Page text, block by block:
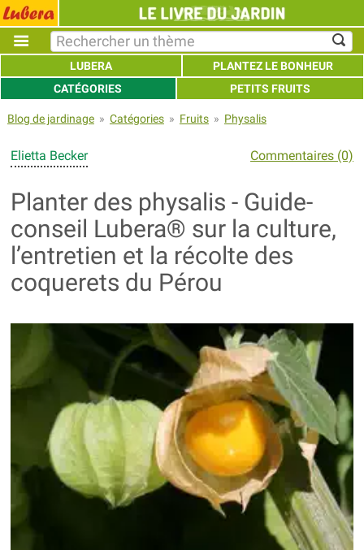
LUBERA
PLANTEZ LE BONHEUR
CATÉGORIES
PETITS FRUITS
Blog de jardinage» Catégories» Fruits» Physalis
Elietta Becker Commentaires (0)
Planter des physalis - Guide-
conseil Lubera® sur la culture,
l’entretien et la récolte des
coquerets du Pérou